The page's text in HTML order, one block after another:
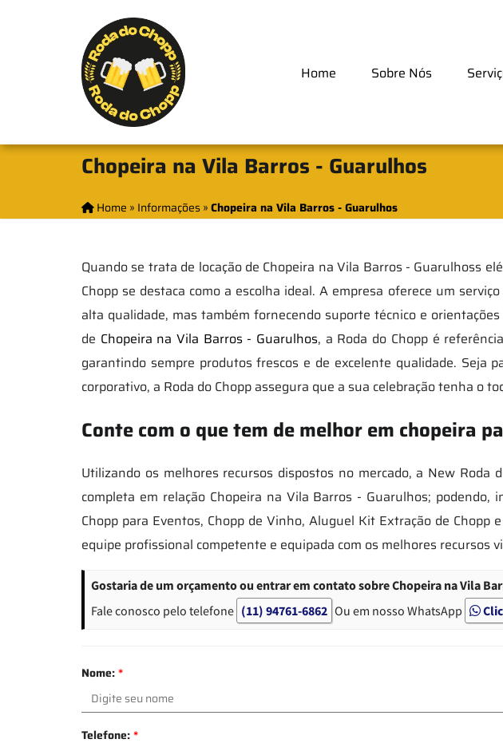
Home Sobre Nós
Chopeira na Vila Barros - Guarulhos
Home » Informações»Chopeira na Vila Barros - Guarulhos
Quando se trata de locação de Chopeira na Vila Barros - Guarulhoss
Chopp se destaca como a escolha ideal. A empresa oferece um
alta qualidade, mas também fornecendo suporte técnico e
de Chopeira na Vila Barros - Guarulhos, a Roda do Chopp é
garantindo sempre produtos frescos e de excelente qualidade.
corporativo, a Roda do Chopp assegura que a sua celebração tenha o
Conte com o que tem de melhor em chopeira
Utilizando os melhores recursos dispostos no mercado, a New
completa em relação Chopeira na Vila Barros - Guarulhos;
Chopp para Eventos, Chopp de Vinho, Aluguel Kit Extração de
equipe profissional competente e equipada com os melhores recursos
Gostaria de um orçamento ou entrar em contato sobre Chopeira na Vila
Fale conosco pelo telefone (11) 94761-6862 Ou em nosso WhatsApp
Nome:*
Telefone:*